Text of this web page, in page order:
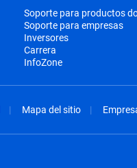
Soporte para productos
Soporte para empresas
Inversores
Carrera
InfoZone
Mapa del sitio